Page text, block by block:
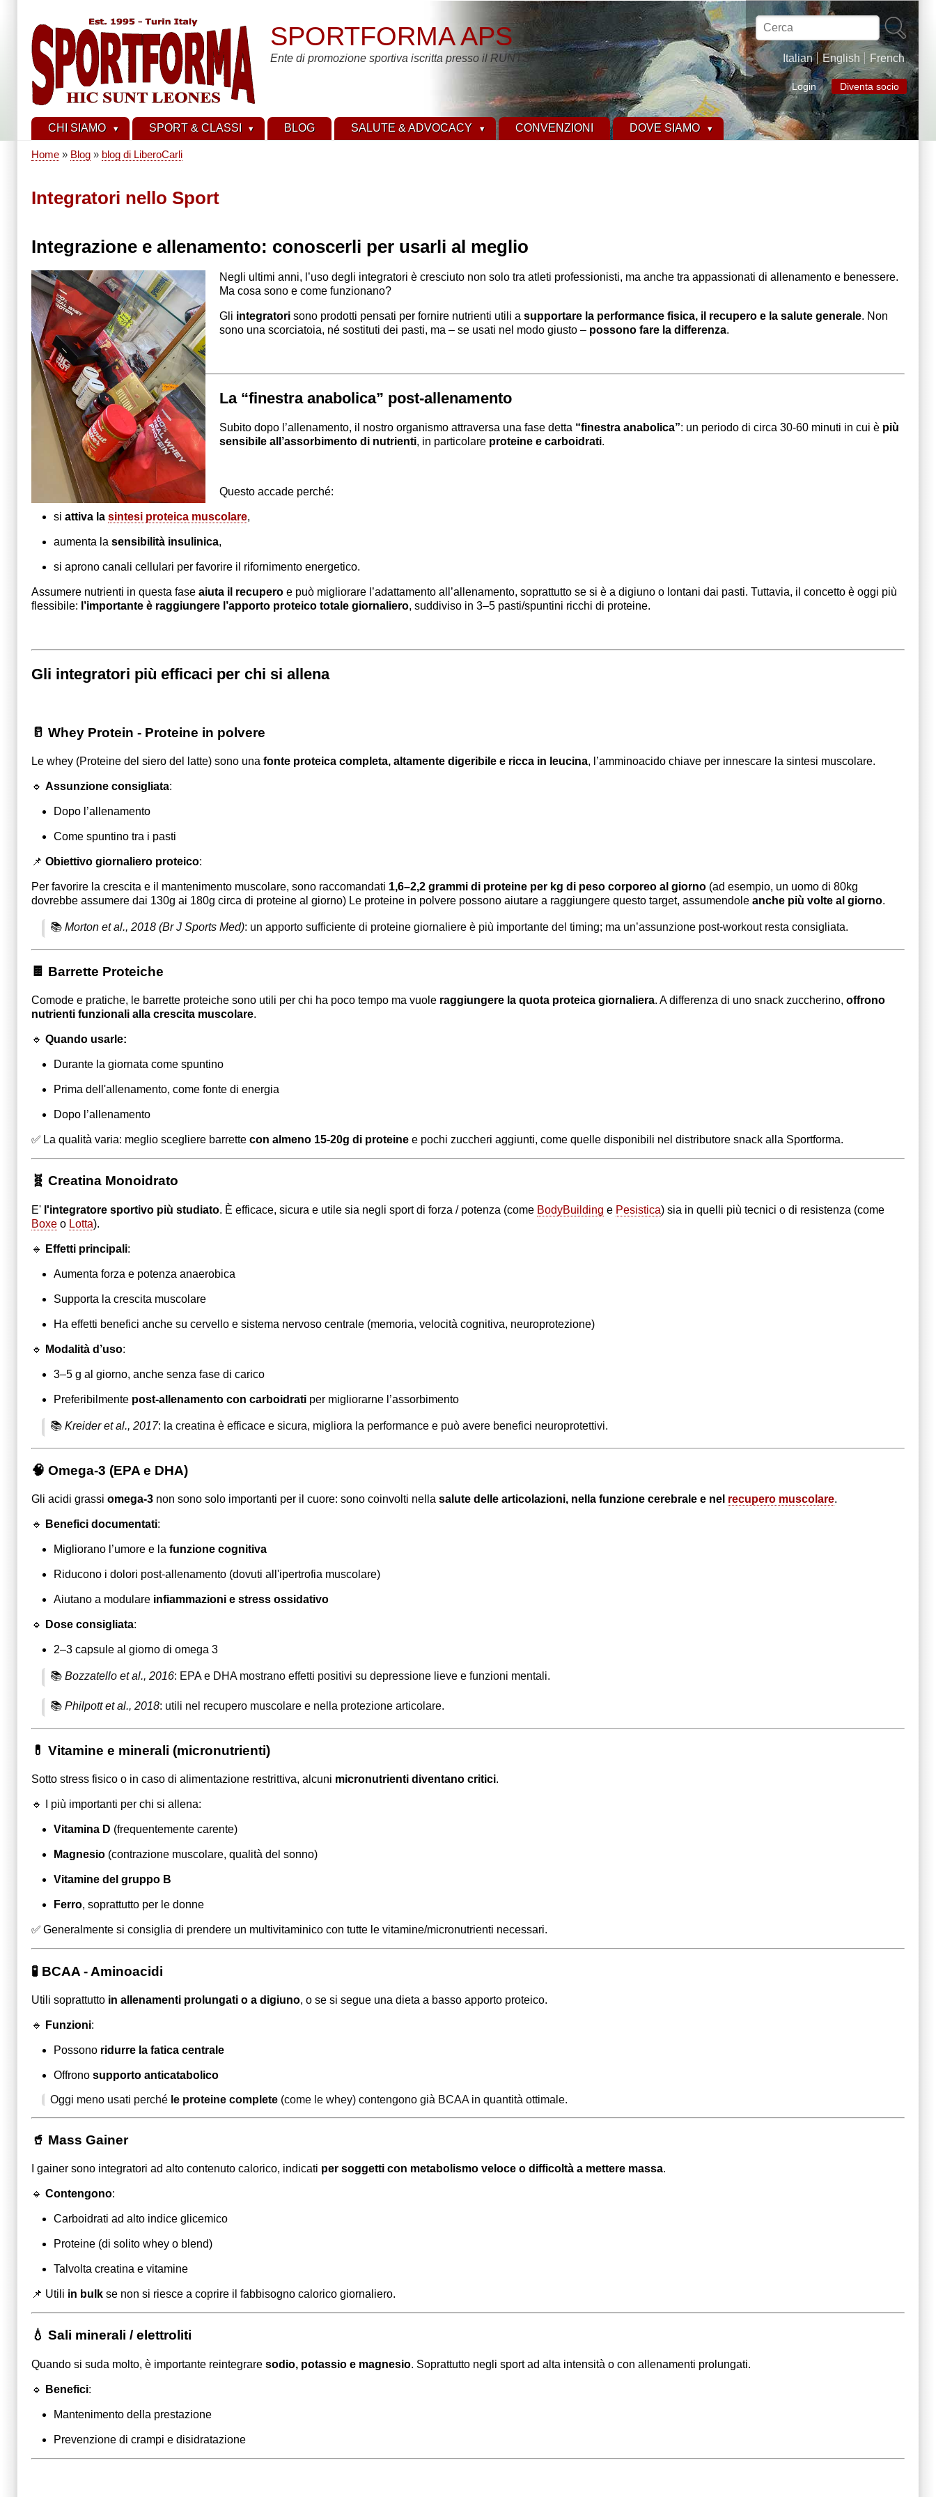
contenuto
principale
Cerca
Italian English French
Login Diventa socio
SPORTFORMA APS
Ente di promozione sportiva iscritta presso il RUNTS
CHI SIAMO SPORT & CLASSI BLOG SALUTE & ADVOCACY CONVENZIONI DOVE SIAMO
di
pane
Home Blog blog di LiberoCarli
Integratori nello Sport
Integrazione e allenamento: conoscerli per usarli al meglio
Negli ultimi anni, l’uso degli integratori è cresciuto non solo tra atleti professionisti, ma anche tra appassionati di allenamento e benessere.
Ma cosa sono e come funzionano?
Gli integratori sono prodotti pensati per fornire nutrienti utili a supportare la performance fisica, il recupero e la salute generale. Non
sono una scorciatoia, né sostituti dei pasti, ma – se usati nel modo giusto – possono fare la differenza.
La “finestra anabolica” post-allenamento
Subito dopo l’allenamento, il nostro organismo attraversa una fase detta “finestra anabolica”: un periodo di circa 30-60 minuti in cui è più
sensibile all’assorbimento di nutrienti, in particolare proteine e carboidrati.
Questo accade perché:
si attiva la sintesi proteica muscolare,
aumenta la sensibilità insulinica,
si aprono canali cellulari per favorire il rifornimento energetico.
Assumere nutrienti in questa fase aiuta il recupero e può migliorare l’adattamento all’allenamento, soprattutto se si è a digiuno o lontani dai pasti. Tuttavia, il concetto è oggi più
flessibile: l’importante è raggiungere l’apporto proteico totale giornaliero, suddiviso in 3–5 pasti/spuntini ricchi di proteine.
Gli integratori più efficaci per chi si allena
🥛 Whey Protein - Proteine in polvere
Le whey (Proteine del siero del latte) sono una fonte proteica completa, altamente digeribile e ricca in leucina, l’amminoacido chiave per innescare la sintesi muscolare.
🔹 Assunzione consigliata:
Dopo l’allenamento
Come spuntino tra i pasti
📌 Obiettivo giornaliero proteico:
Per favorire la crescita e il mantenimento muscolare, sono raccomandati 1,6–2,2 grammi di proteine per kg di peso corporeo al giorno (ad esempio, un uomo di 80kg
dovrebbe assumere dai 130g ai 180g circa di proteine al giorno) Le proteine in polvere possono aiutare a raggiungere questo target, assumendole anche più volte al giorno.
📚 Morton et al., 2018 (Br J Sports Med): un apporto sufficiente di proteine giornaliere è più importante del timing; ma un’assunzione post-workout resta consigliata.
🍫 Barrette Proteiche
Comode e pratiche, le barrette proteiche sono utili per chi ha poco tempo ma vuole raggiungere la quota proteica giornaliera. A differenza di uno snack zuccherino, offrono
nutrienti funzionali alla crescita muscolare.
🔹 Quando usarle:
Durante la giornata come spuntino
Prima dell'allenamento, come fonte di energia
Dopo l’allenamento
✅ La qualità varia: meglio scegliere barrette con almeno 15-20g di proteine e pochi zuccheri aggiunti, come quelle disponibili nel distributore snack alla Sportforma.
🧬 Creatina Monoidrato
E' l'integratore sportivo più studiato. È efficace, sicura e utile sia negli sport di forza / potenza (come BodyBuilding e Pesistica) sia in quelli più tecnici o di resistenza (come
Boxe o Lotta).
🔹 Effetti principali:
Aumenta forza e potenza anaerobica
Supporta la crescita muscolare
Ha effetti benefici anche su cervello e sistema nervoso centrale (memoria, velocità cognitiva, neuroprotezione)
🔹 Modalità d’uso:
3–5 g al giorno, anche senza fase di carico
Preferibilmente post-allenamento con carboidrati per migliorarne l’assorbimento
📚 Kreider et al., 2017: la creatina è efficace e sicura, migliora la performance e può avere benefici neuroprotettivi.
🧠 Omega-3 (EPA e DHA)
Gli acidi grassi omega-3 non sono solo importanti per il cuore: sono coinvolti nella salute delle articolazioni, nella funzione cerebrale e nel recupero muscolare.
🔹 Benefici documentati:
Migliorano l’umore e la funzione cognitiva
Riducono i dolori post-allenamento (dovuti all'ipertrofia muscolare)
Aiutano a modulare infiammazioni e stress ossidativo
🔹 Dose consigliata:
2–3 capsule al giorno di omega 3
📚 Bozzatello et al., 2016: EPA e DHA mostrano effetti positivi su depressione lieve e funzioni mentali.
📚 Philpott et al., 2018: utili nel recupero muscolare e nella protezione articolare.
💊 Vitamine e minerali (micronutrienti)
Sotto stress fisico o in caso di alimentazione restrittiva, alcuni micronutrienti diventano critici.
🔹 I più importanti per chi si allena:
Vitamina D (frequentemente carente)
Magnesio (contrazione muscolare, qualità del sonno)
Vitamine del gruppo B
Ferro, soprattutto per le donne
✅ Generalmente si consiglia di prendere un multivitaminico con tutte le vitamine/micronutrienti necessari.
🧪 BCAA - Aminoacidi
Utili soprattutto in allenamenti prolungati o a digiuno, o se si segue una dieta a basso apporto proteico.
🔹 Funzioni:
Possono ridurre la fatica centrale
Offrono supporto anticatabolico
Oggi meno usati perché le proteine complete (come le whey) contengono già BCAA in quantità ottimale.
🥤 Mass Gainer
I gainer sono integratori ad alto contenuto calorico, indicati per soggetti con metabolismo veloce o difficoltà a mettere massa.
🔹 Contengono:
Carboidrati ad alto indice glicemico
Proteine (di solito whey o blend)
Talvolta creatina e vitamine
📌 Utili in bulk se non si riesce a coprire il fabbisogno calorico giornaliero.
💧 Sali minerali / elettroliti
Quando si suda molto, è importante reintegrare sodio, potassio e magnesio. Soprattutto negli sport ad alta intensità o con allenamenti prolungati.
🔹 Benefici:
Mantenimento della prestazione
Prevenzione di crampi e disidratazione